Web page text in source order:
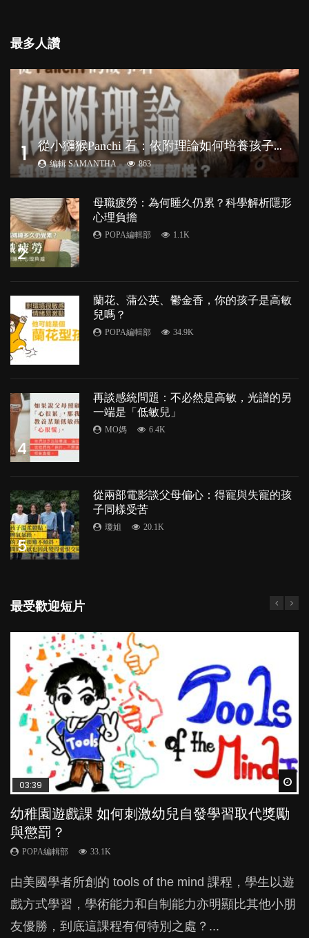
最多人讚
1 從
小獼猴Panchi 看：依附理論如何培養孩子心理韌性？
編輯 SAMANTHA 863
2
母職疲勞：為何睡久仍累？科學解析隱形
心理負擔
POPA編輯部 1.1K
3
蘭花、蒲公英、鬱金香，你的孩子是高敏
兒嗎？
POPA編輯部 34.9K
4
再談感統問題：不必然是高敏，光譜的另
一端是「低敏兒」
MO媽 6.4K
5
從兩部電影談父母偏心：得寵與失寵的孩
子同樣受苦
瓊姐 20.1K
最受歡迎短片
03:39
幼稚園遊戲課 如何刺激幼兒自發學習取代獎勵
與懲罰？
POPA編輯部 33.1K
由美國學者所創的 tools of the mind 課程，學生以遊
戲方式學習，學術能力和自制能力亦明顯比其他小朋
友優勝，到底這課程有何特別之處？...
04:59
幼兒playgroup真係玩耍中學習？研究指BB 15個
月大前上堂不見效果
POPA編輯部 47.1K
現今小朋友的起跑線，愈推愈前。雖然政府並無官方
的統計數字，但粗略估算，香港至少有六、七百家早
期教育中心，但孩子是否愈早上Playgroup愈好？...
03:02
老公患產後憂鬱症對BB的影響
POPA編輯部
鬱，影響日常生活，嚴重的甚至會有自殺，或傷害小
朋友的念頭。但為何爸爸患上產後抑鬱往往難以察
覺？...
04:06
全職好？在職好？｜全職媽媽與在職媽媽的壓
力與價值
POPA編輯部 25.8K
許多媽媽心底可能都有一刻掙扎過：究竟全職好，還
是在職好。雖說每個家庭都有自己的獨特狀況和考慮
因素，但原來全職和在職媽媽所養育的子女其實都各
04:18
凡事以BB為中心，就係好爸媽？｜別忽視父母
的身心虛耗
POPA編輯部 31.5K
父母日夜無間、身心俱疲地照顧BB，如何做到正向
教養？部份父母更會為了小朋友放棄自己的嗜好、減
少出席朋友聚會等等，你以為會換來美好的親子關